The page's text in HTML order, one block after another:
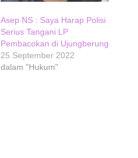
Asep NS : Saya Harap Polisi
Serius Tangani LP
Pembacokan di Ujungberung
25 September 2022
dalam "Hukum"